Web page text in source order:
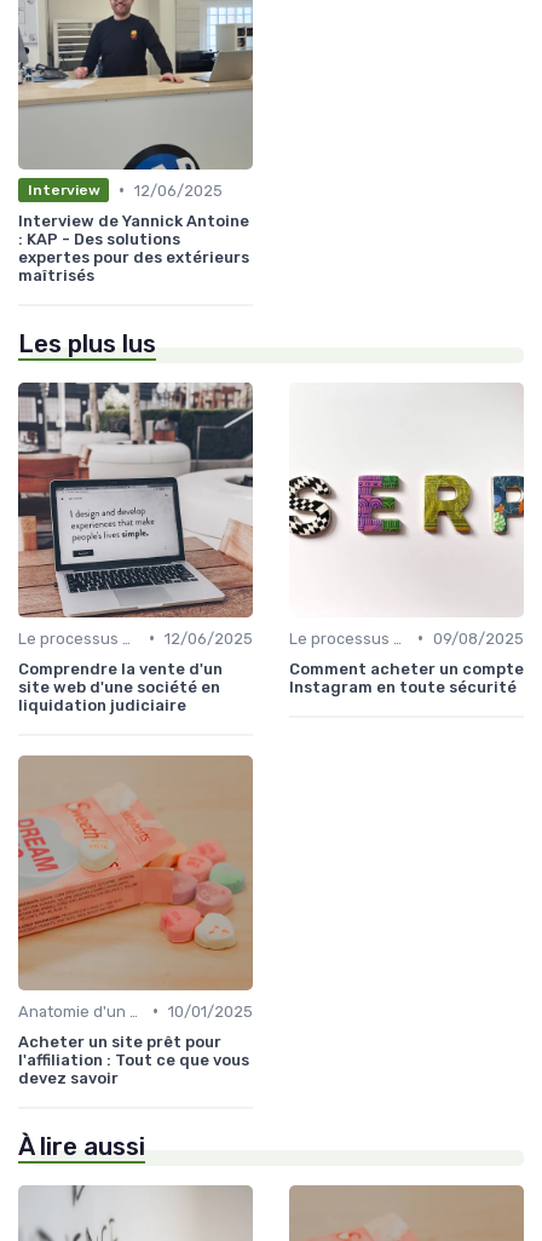
Interview • 12/06/2025
Interview de Yannick Antoine
: KAP - Des solutions
expertes pour des extérieurs
maîtrisés
Les plus lus
• 12/06/2025
Comprendre la vente d'un
site web d'une société en
liquidation judiciaire
• 09/08/2025
Comment acheter un compte
Instagram en toute sécurité
• 10/01/2025
Acheter un site prêt pour
l'affiliation : Tout ce que vous
devez savoir
À lire aussi